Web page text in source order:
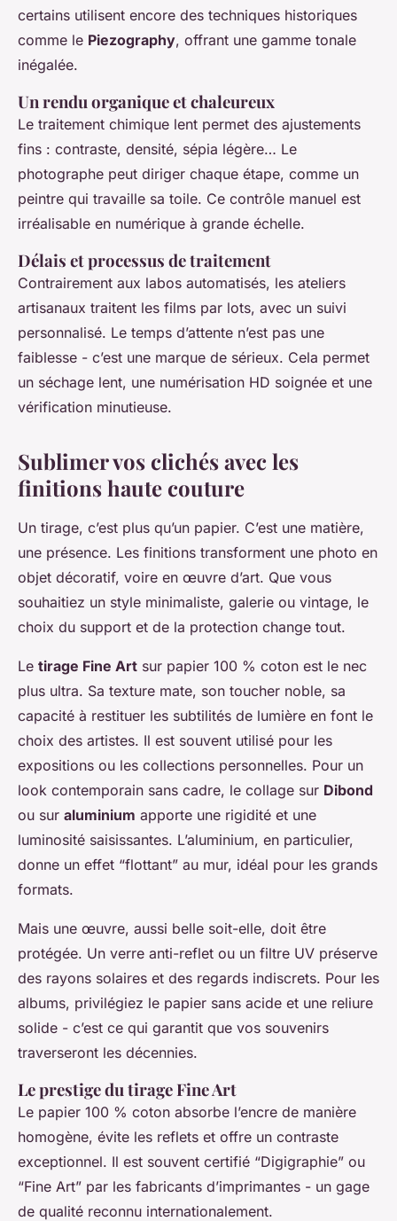
certains utilisent encore des techniques historiques
comme le Piezography, offrant une gamme tonale
inégalée.
Un rendu organique et chaleureux
Le traitement chimique lent permet des ajustements
fins : contraste, densité, sépia légère… Le
photographe peut diriger chaque étape, comme un
peintre qui travaille sa toile. Ce contrôle manuel est
irréalisable en numérique à grande échelle.
Délais et processus de traitement
Contrairement aux labos automatisés, les ateliers
artisanaux traitent les films par lots, avec un suivi
personnalisé. Le temps d’attente n’est pas une
faiblesse - c’est une marque de sérieux. Cela permet
un séchage lent, une numérisation HD soignée et une
vérification minutieuse.
Sublimer vos clichés avec les
finitions haute couture
Un tirage, c’est plus qu’un papier. C’est une matière,
une présence. Les finitions transforment une photo en
objet décoratif, voire en œuvre d’art. Que vous
souhaitiez un style minimaliste, galerie ou vintage, le
choix du support et de la protection change tout.
Le tirage Fine Art sur papier 100 % coton est le nec
plus ultra. Sa texture mate, son toucher noble, sa
capacité à restituer les subtilités de lumière en font le
choix des artistes. Il est souvent utilisé pour les
expositions ou les collections personnelles. Pour un
look contemporain sans cadre, le collage sur Dibond
ou sur aluminium apporte une rigidité et une
luminosité saisissantes. L’aluminium, en particulier,
donne un effet “flottant” au mur, idéal pour les grands
formats.
Mais une œuvre, aussi belle soit-elle, doit être
protégée. Un verre anti-reflet ou un filtre UV préserve
des rayons solaires et des regards indiscrets. Pour les
albums, privilégiez le papier sans acide et une reliure
solide - c’est ce qui garantit que vos souvenirs
traverseront les décennies.
Le prestige du tirage Fine Art
Le papier 100 % coton absorbe l’encre de manière
homogène, évite les reflets et offre un contraste
exceptionnel. Il est souvent certifié “Digigraphie” ou
“Fine Art” par les fabricants d’imprimantes - un gage
de qualité reconnu internationalement.